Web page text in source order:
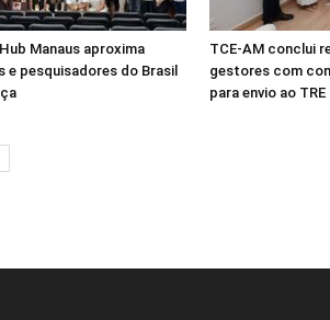
Manaus aproxima
e pesquisadores do Brasil
TCE-AM conclui
gestores com
para envio ao TRE